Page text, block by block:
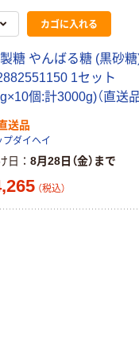
カゴに入れる
糖 やんばる糖 (黒砂
1セット
個:計3000g)（直送品
送品
プダイヘイ
日 8月28日（金）まで
（税込）
シュペー
ボックス
組 5個
ィッシュ
認証
（税込）
本気プ